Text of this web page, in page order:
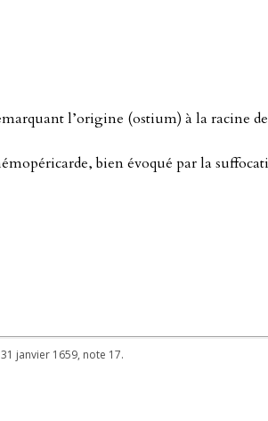
l’origine (ostium) à la racine de
bien évoqué par la
janvier 1659, note 17.